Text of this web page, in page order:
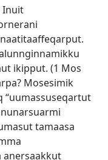
Inuit
ikipput. (1 Mos
Mosesimik
“uumassuseqartut
tamaasa
anersaakkut